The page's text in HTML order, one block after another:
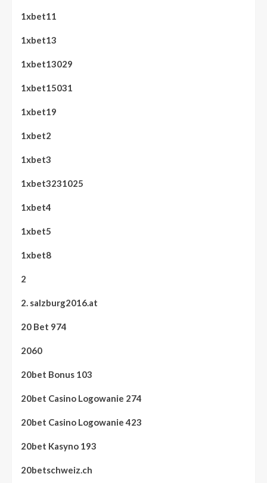
1xbet11
1xbet13
1xbet13029
1xbet15031
1xbet19
1xbet2
1xbet3
1xbet3231025
1xbet4
1xbet5
1xbet8
2
2. salzburg2016.at
20 Bet 974
2060
20bet Bonus 103
20bet Casino Logowanie 274
20bet Casino Logowanie 423
20bet Kasyno 193
20betschweiz.ch